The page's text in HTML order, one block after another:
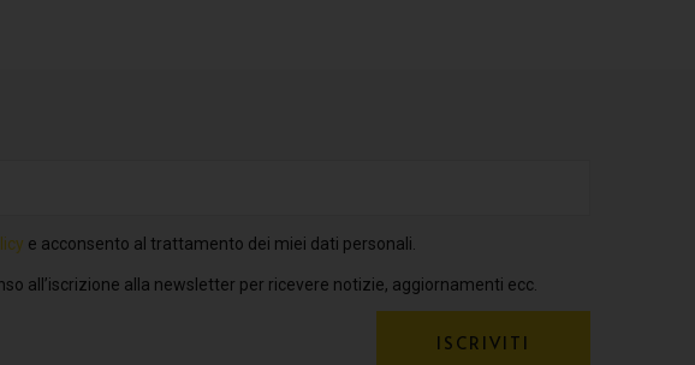
e acconsento al trattamento dei miei dati personali.
all’iscrizione alla newsletter per ricevere notizie, aggiornamenti ecc.
ISCRIVITI